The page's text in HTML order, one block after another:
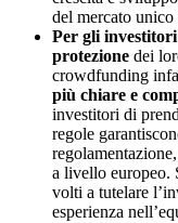
del mercato
Per gli
protezione dei
crowdfunding
più chiare e
investitori di
regole
a livello europeo.
volti a tutelare
esperienza